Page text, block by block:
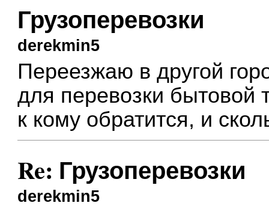
Грузоперевозки
derekmin5
Переезжаю в другой
для перевозки бытовой
к кому обратится, и
Re: Грузоперевозки
derekmin5